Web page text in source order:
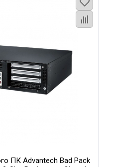
ПК Advantech Bad Pack